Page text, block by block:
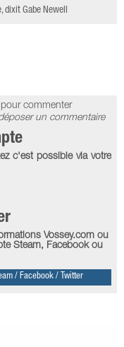
Gabe Newell
commenter
un commentaire
c'est possible via votre
Vossey.com ou
Steam, Facebook ou
/ Facebook / Twitter